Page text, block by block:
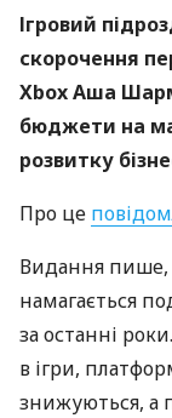
Ігровий
скорочення
Xbox Аша
бюджети на
розвитку
Про це
Видання пише,
намагається
за останні
в ігри,
знижуються, а